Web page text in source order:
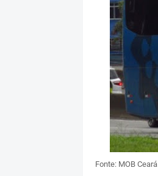
Fonte: MOB Ceará